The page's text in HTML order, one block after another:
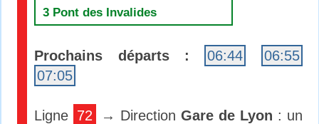
3 Pont des Invalides
Prochains départs : 06:44
06:55
07:05
Ligne 72 → DirectionGare de Lyon : un